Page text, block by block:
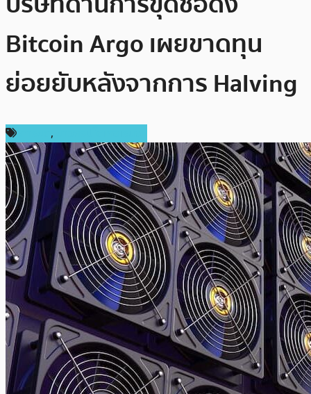
Bitcoin Argo เผยขาดทุน
ย่อยยับหลังจากการ Halving
,